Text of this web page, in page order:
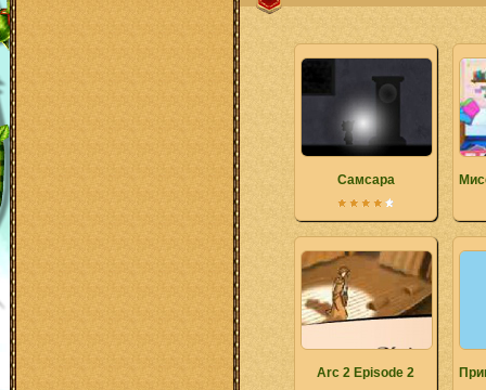
Самсара
Arc 2 Episode 2